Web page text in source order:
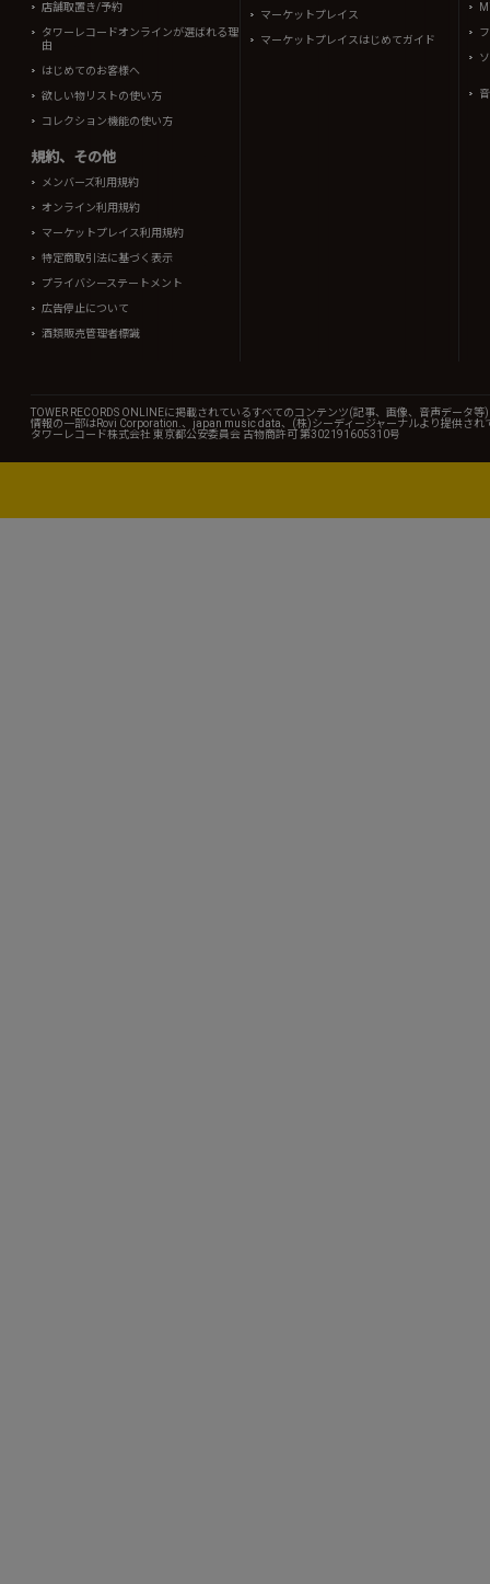
店舗取置き/予約
タワーレコードオンラインが選ばれる理
由
はじめてのお客様へ
欲しい物リストの使い方
コレクション機能の使い方
規約、その他
メンバーズ利用規約
オンライン利用規約
マーケットプレイス利用規約
特定商取引法に基づく表示
プライバシーステートメント
広告停止について
酒類販売管理者標識
マーケットプレイス
マーケットプレイスはじめてガイド
TOWER RECORDS ONLINEに掲載されているすべてのコンテンツ(記事、画像、音声データ
情報の一部はRovi Corporation.、japan music data、(株)シーディージャーナルより提供され
タワーレコード株式会社 東京都公安委員会 古物商許可 第302191605310号